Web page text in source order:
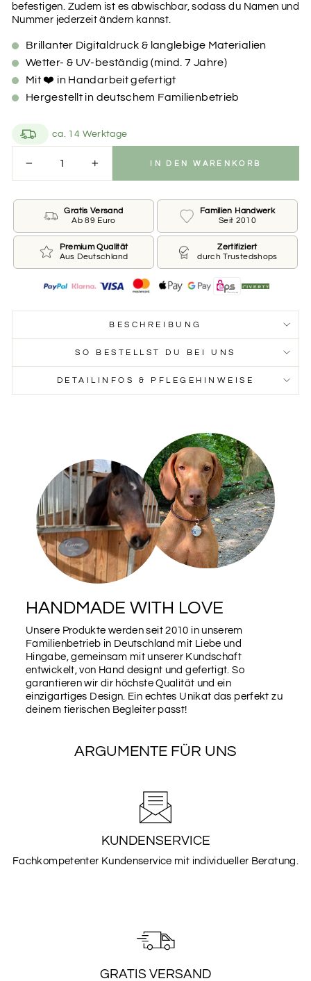
befestigen. Zudem ist es abwischbar, sodass du Namen und
Nummer jederzeit ändern kannst.
Brillanter Digitaldruck & langlebige Materialien
Wetter- & UV-beständig (mind. 7 Jahre)
Mit ❤️ in Handarbeit gefertigt
Hergestellt in deutschem Familienbetrieb
ca. 14 Werktage
IN DEN WARENKORB
Gratis Versand
Ab 89 Euro
Familien Handwerk
Seit 2010
Premium Qualität
Aus Deutschland
Zertifiziert
durch Trustedshops
BESCHREIBUNG
SO BESTELLST DU BEI UNS
DETAILINFOS & PFLEGEHINWEISE
HANDMADE WITH LOVE
Unsere Produkte werden seit 2010 in unserem
Familienbetrieb in Deutschland mit Liebe und
Hingabe, gemeinsam mit unserer Kundschaft
entwickelt, von Hand designt und gefertigt. So
garantieren wir dir höchste Qualität und ein
einzigartiges Design. Ein echtes Unikat das perfekt zu
deinem tierischen Begleiter passt!
ARGUMENTE FÜR UNS
KUNDENSERVICE
Fachkompetenter Kundenservice mit individueller Beratung.
GRATIS VERSAND